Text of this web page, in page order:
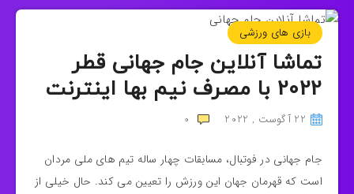
بازی های ورزشی
تماشا آنلاین جام جهانی قطر
2022 با مصرف نیم بها اینترنت
22 آگوست , 2022 0
جام جهانی در فوتبال، مسابقات چهار ساله تیم‌ های ملی مردان
است که قهرمان جهان این ورزش را تعیین می‌ کند. حال خیلی از